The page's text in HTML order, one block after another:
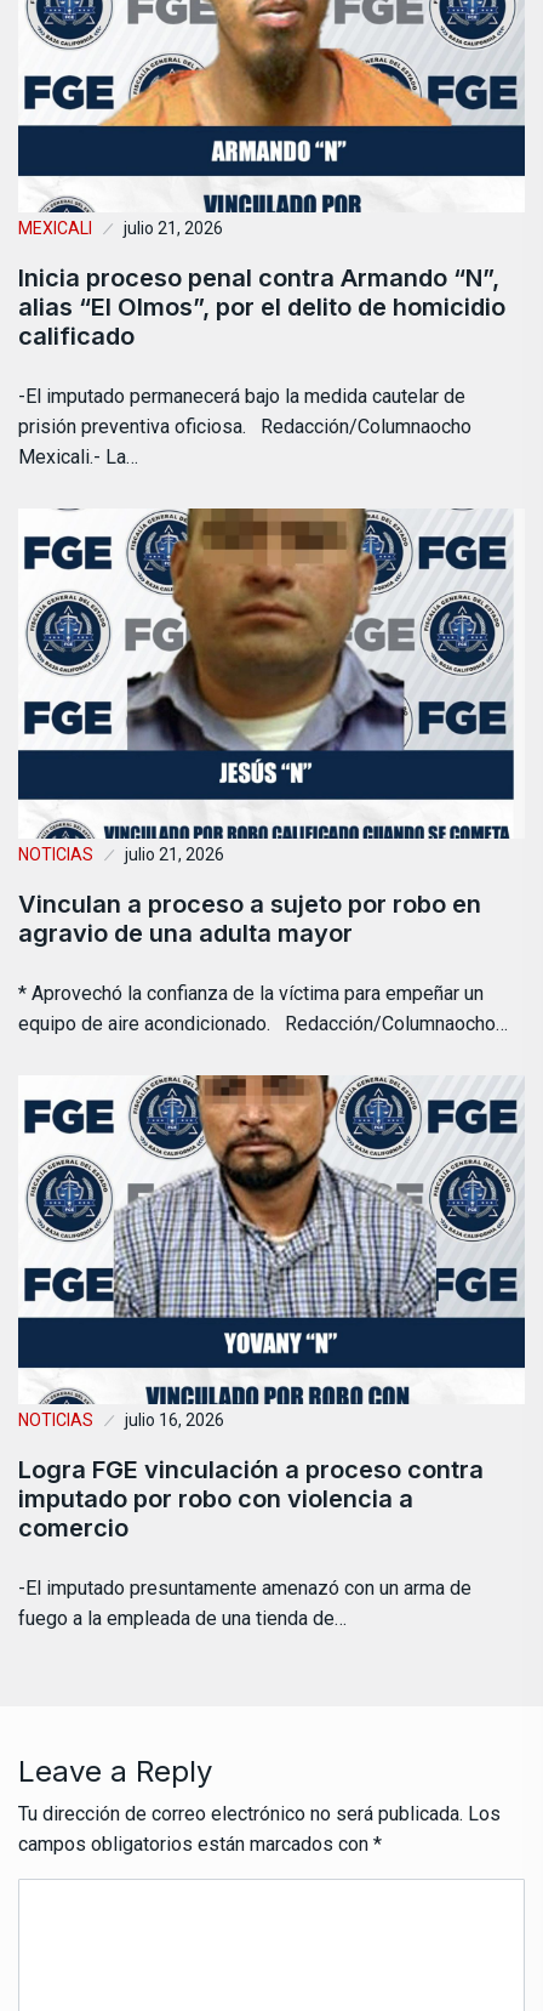
MEXICALI julio 21, 2026
Inicia proceso penal contra Armando “N”,
alias “El Olmos”, por el delito de homicidio
calificado
-El imputado permanecerá bajo la medida cautelar de
prisión preventiva oficiosa. Redacción/Columnaocho
Mexicali.- La…
NOTICIAS julio 21, 2026
Vinculan a proceso a sujeto por robo en
agravio de una adulta mayor
* Aprovechó la confianza de la víctima para empeñar un
equipo de aire acondicionado. Redacción/Columnaocho…
NOTICIAS julio 16, 2026
Logra FGE vinculación a proceso contra
imputado por robo con violencia a
comercio
-El imputado presuntamente amenazó con un arma de
fuego a la empleada de una tienda de…
Leave a Reply
Tu dirección de correo electrónico no será publicada. Los
campos obligatorios están marcados con *